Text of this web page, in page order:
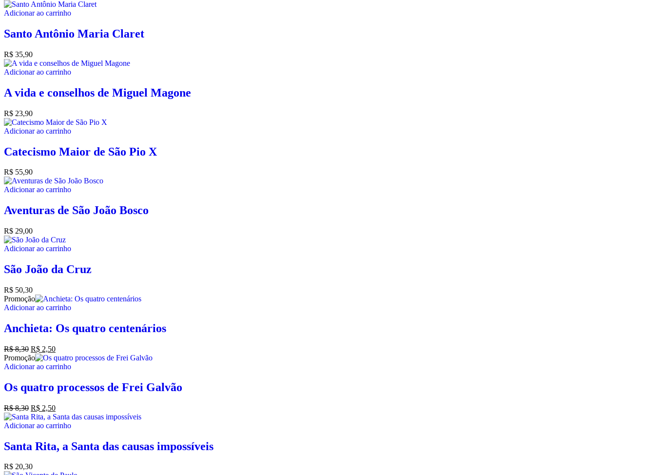
Adicionar ao carrinho
Santo Antônio Maria Claret
R$ 35,90
Adicionar ao carrinho
A vida e conselhos de Miguel Magone
R$ 23,90
Adicionar ao carrinho
Catecismo Maior de São Pio X
R$ 55,90
Adicionar ao carrinho
Aventuras de São João Bosco
R$ 29,00
Adicionar ao carrinho
São João da Cruz
R$ 50,30
Promoção
Adicionar ao carrinho
Anchieta: Os quatro centenários
R$8,30 R$ 2,50
Promoção
Adicionar ao carrinho
Os quatro processos de Frei Galvão
R$8,30 R$ 2,50
Adicionar ao carrinho
Santa Rita, a Santa das causas impossíveis
R$ 20,30